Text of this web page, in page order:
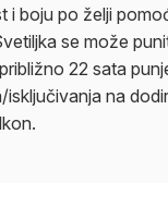
i boju po želji
se može
22 sata
isključivanja na